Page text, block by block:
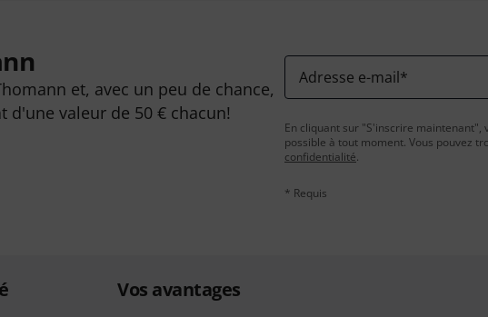
et, avec un peu de chance,
d'une valeur de 50 € chacun!
Adresse e-mail*
En cliquant sur "S'inscrire maintenant",
possible à tout moment. Vous pouvez
confidentialité.
* Requis
Vos avantages